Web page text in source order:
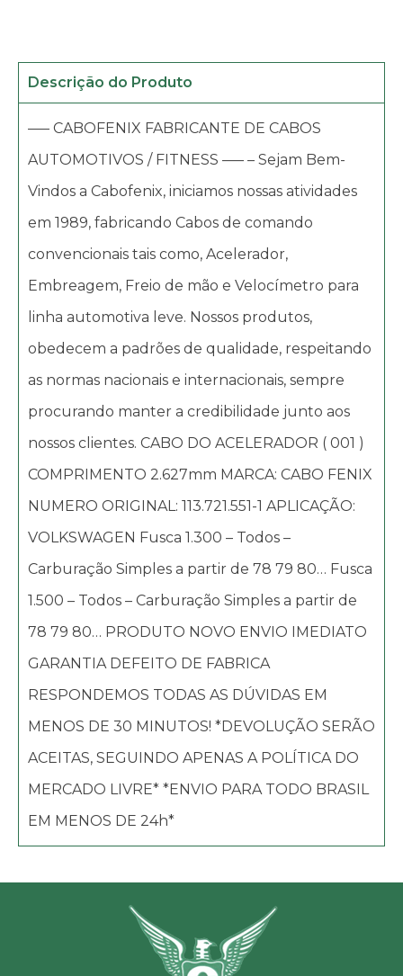
Descrição do Produto
—– CABOFENIX FABRICANTE DE CABOS
AUTOMOTIVOS / FITNESS —– – Sejam Bem-
Vindos a Cabofenix, iniciamos nossas atividades
em 1989, fabricando Cabos de comando
convencionais tais como, Acelerador,
Embreagem, Freio de mão e Velocímetro para
linha automotiva leve. Nossos produtos,
obedecem a padrões de qualidade, respeitando
as normas nacionais e internacionais, sempre
procurando manter a credibilidade junto aos
nossos clientes. CABO DO ACELERADOR ( 001 )
COMPRIMENTO 2.627mm MARCA: CABO FENIX
NUMERO ORIGINAL: 113.721.551-1 APLICAÇÃO:
VOLKSWAGEN Fusca 1.300 – Todos –
Carburação Simples a partir de 78 79 80… Fusca
1.500 – Todos – Carburação Simples a partir de
78 79 80… PRODUTO NOVO ENVIO IMEDIATO
GARANTIA DEFEITO DE FABRICA
RESPONDEMOS TODAS AS DÚVIDAS EM
MENOS DE 30 MINUTOS! *DEVOLUÇÃO SERÃO
ACEITAS, SEGUINDO APENAS A POLÍTICA DO
MERCADO LIVRE* *ENVIO PARA TODO BRASIL
EM MENOS DE 24h*